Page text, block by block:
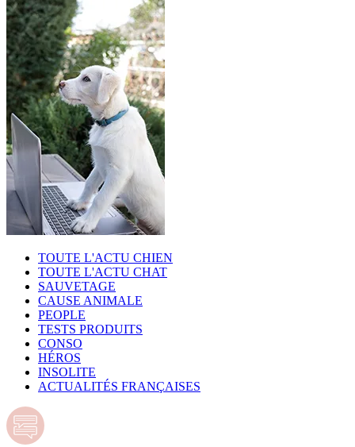
TOUTE L'ACTU CHIEN
TOUTE L'ACTU CHAT
SAUVETAGE
CAUSE ANIMALE
PEOPLE
TESTS PRODUITS
CONSO
HÉROS
INSOLITE
ACTUALITÉS FRANÇAISES